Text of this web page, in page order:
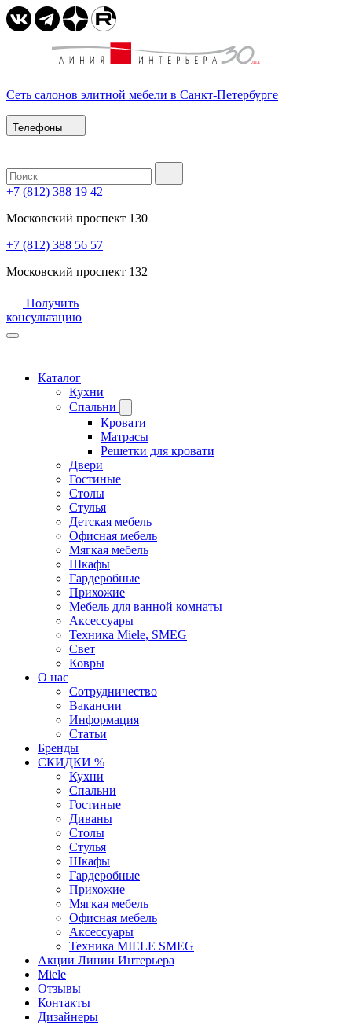
Сеть салонов элитной мебели в Санкт-Петербурге
Телефоны
+7 (812) 388 19 42
Московский проспект 130
+7 (812) 388 56 57
Московский проспект 132
Получить
консультацию
Каталог
Кухни
Спальни
Кровати
Матрасы
Решетки для кровати
Двери
Гостиные
Столы
Стулья
Детская мебель
Офисная мебель
Мягкая мебель
Шкафы
Гардеробные
Прихожие
Мебель для ванной комнаты
Аксессуары
Техника Miele, SMEG
Свет
Ковры
О нас
Сотрудничество
Вакансии
Информация
Статьи
Бренды
СКИДКИ %
Кухни
Спальни
Гостиные
Диваны
Столы
Стулья
Шкафы
Гардеробные
Прихожие
Мягкая мебель
Офисная мебель
Аксессуары
Техника MIELE SMEG
Акции Линии Интерьера
Miele
Отзывы
Контакты
Дизайнеры